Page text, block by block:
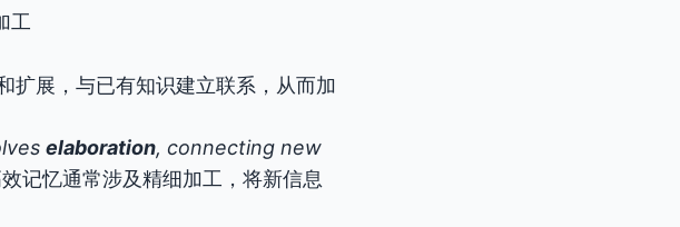
工
扩展，与已有知识建立联系，从而加
elaboration, connecting new
记忆通常涉及精细加工，将新信息